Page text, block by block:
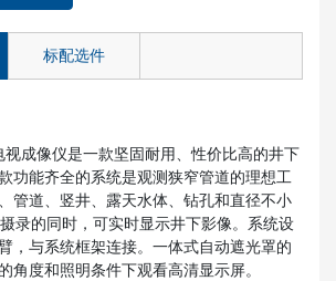
标配选件
成像仪是一款坚固耐用、性价比高的井下
功能齐全的系统是观测狭窄管道的理想工
管道、竖井、露天水体、钻孔和直径不小
录的同时，可实时显示井下影像。系统设
，与系统框架连接。一体式自动遮光罩的
角度和照明条件下观看高清显示屏。